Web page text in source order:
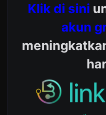
Klik di sini
akun